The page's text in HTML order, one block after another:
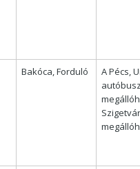
Bakóca, Forduló
A Pécs,